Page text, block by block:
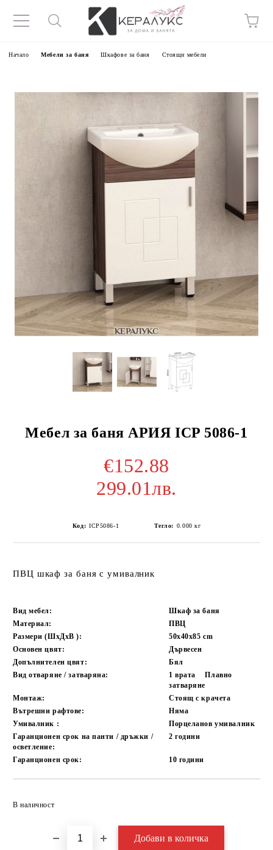
Начало Мебели за баня Шкафове за баня Стоящи мебели
Мебел за баня АРИЯ ICP 5086-1
€152.88
299.01лв.
Код: ICP5086-1 Тегло: 0.000 кг
ПВЦ шкаф за баня с умивалник
Вид мебел:
Шкаф за баня
Материал:
ПВЦ
Размери (ШxДxВ ):
50х40х85cm
Основен цвят:
Дървесен
Допълнителен цвят:
Бял
Вид отваряне / затваряна:
1 врата
Плавно
затваряне
Монтаж:
Стоящ с крачета
Вътрешни рафтове:
Няма
Умивалник :
Порцеланов умивалник
Гаранционен срок на панти / дръжки /
осветление:
2 години
Гаранционен срок: 10 години
В наличност